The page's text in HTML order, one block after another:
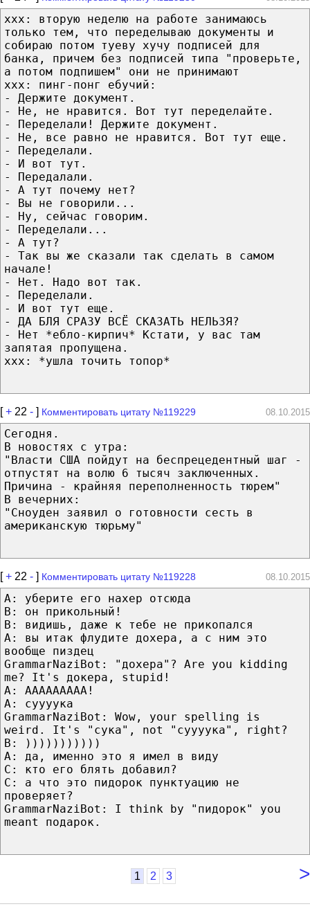
ххх: вторую неделю на работе занимаюсь
только тем, что переделываю документы и
собираю потом туеву хучу подписей для
банка, причем без подписей типа "проверьте,
а потом подпишем" они не принимают
ххх: пинг-понг ебучий:
- Держите документ.
- Не, не нравится. Вот тут переделайте.
- Переделали! Держите документ.
- Не, все равно не нравится. Вот тут еще.
- Переделали.
- И вот тут.
- Передалали.
- А тут почему нет?
- Вы не говорили...
- Ну, сейчас говорим.
- Переделали...
- А тут?
- Так вы же сказали так сделать в самом
начале!
- Нет. Надо вот так.
- Переделали.
- И вот тут еще.
- ДА БЛЯ СРАЗУ ВСЁ СКАЗАТЬ НЕЛЬЗЯ?
- Нет *ебло-кирпич* Кстати, у вас там
запятая пропущена.
ххх: *ушла точить топор*
[+ 22 - ] Комментировать цитату №119229 08.10.2015
Сегодня.
В новостях с утра:
"Власти США пойдут на беспрецедентный шаг -
отпустят на волю 6 тысяч заключенных.
Причина - крайняя переполненность тюрем"
В вечерних:
"Сноуден заявил о готовности сесть в
американскую тюрьму"
[+ 22 - ] Комментировать цитату №119228 08.10.2015
A: уберите его нахер отсюда
B: он прикольный!
B: видишь, даже к тебе не прикопался
A: вы итак флудите дохера, а с ним это
вообще пиздец
GrammarNaziBot: "дохера"? Are you kidding
me? It's докера, stupid!
A: ААААААААА!
А: суууука
GrammarNaziBot: Wow, your spelling is
weird. It's "сука", not "суууука", right?
B: )))))))))))
A: да, именно это я имел в виду
C: кто его блять добавил?
C: а что это пидорок пунктуацию не
проверяет?
GrammarNaziBot: I think by "пидорок" you
meant подарок.
>
1 2 3